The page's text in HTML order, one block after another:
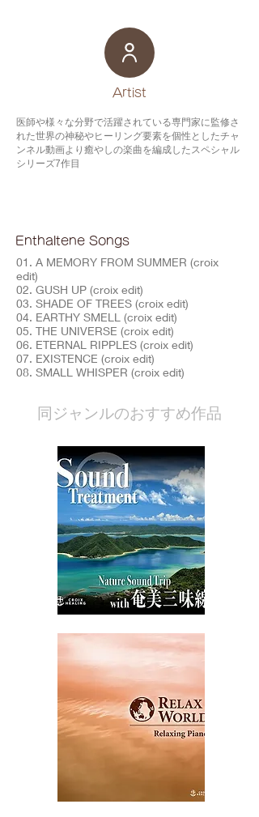
​Artist
医師や様々な分野で活躍されている専門家に監修さ
れた世界の神秘やヒーリング要素を個性としたチャ
ンネル動画より癒やしの楽曲を編成したスペシャル
シリーズ7作目
Enthaltene Songs
01. A MEMORY FROM SUMMER (croix
edit)
02. GUSH UP (croix edit)
03. SHADE OF TREES (croix edit)
04. EARTHY SMELL (croix edit)
05. THE UNIVERSE (croix edit)
06. ETERNAL RIPPLES (croix edit)
07. EXISTENCE (croix edit)
08. SMALL WHISPER (croix edit)
​同ジャンルのおすすめ作品